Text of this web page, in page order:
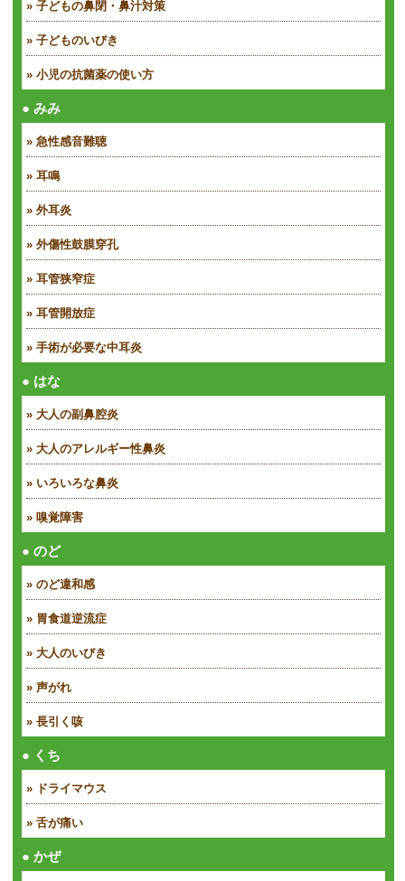
» 子どもの鼻閉・鼻汁対策
» 子どものいびき
» 小児の抗菌薬の使い方
● みみ
» 急性感音難聴
» 耳鳴
» 外耳炎
» 外傷性鼓膜穿孔
» 耳管狭窄症
» 耳管開放症
» 手術が必要な中耳炎
● はな
» 大人の副鼻腔炎
» 大人のアレルギー性鼻炎
» いろいろな鼻炎
» 嗅覚障害
● のど
» のど違和感
» 胃食道逆流症
» 大人のいびき
» 声がれ
» 長引く咳
● くち
» ドライマウス
» 舌が痛い
● かぜ